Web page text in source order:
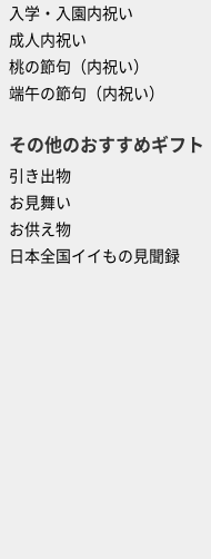
入学・入園内祝い
成人内祝い
桃の節句（内祝い）
端午の節句（内祝い）
その他のおすすめギフト
引き出物
お見舞い
お供え物
日本全国イイもの見聞録